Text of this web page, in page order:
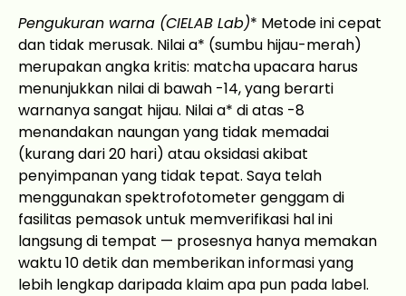
Pengukuran warna (CIELAB Lab)* Metode ini cepat
dan tidak merusak. Nilai a* (sumbu hijau-merah)
merupakan angka kritis: matcha upacara harus
menunjukkan nilai di bawah -14, yang berarti
warnanya sangat hijau. Nilai a* di atas -8
menandakan naungan yang tidak memadai
(kurang dari 20 hari) atau oksidasi akibat
penyimpanan yang tidak tepat. Saya telah
menggunakan spektrofotometer genggam di
fasilitas pemasok untuk memverifikasi hal ini
langsung di tempat — prosesnya hanya memakan
waktu 10 detik dan memberikan informasi yang
lebih lengkap daripada klaim apa pun pada label.